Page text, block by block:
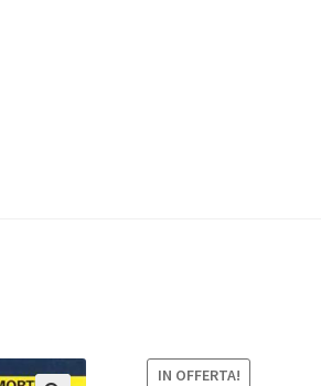
IN OFFERTA!